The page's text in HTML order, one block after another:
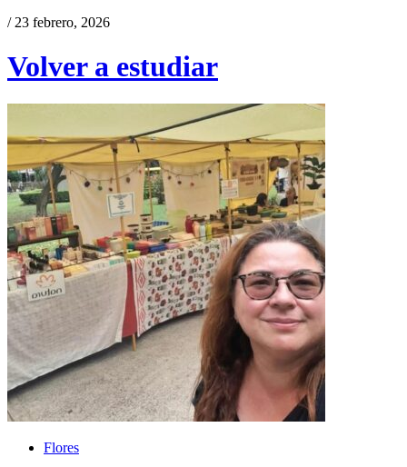
/ 23 febrero, 2026
Volver a estudiar
Flores